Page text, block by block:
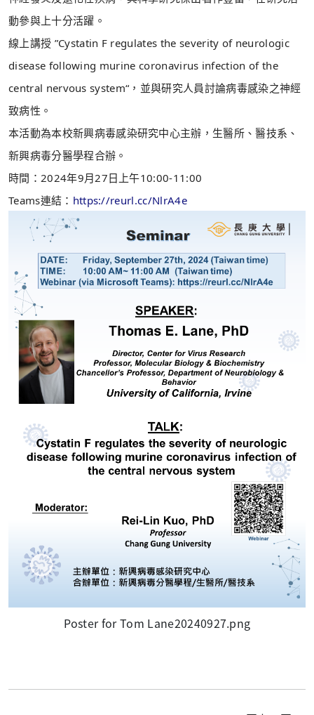
動參與上十分活躍。
線上講授 ”Cystatin F regulates the severity of neurologic
disease following murine coronavirus infection of the
central nervous system“，並與研究人員討論病毒感染之神經
致病性。
本活動為本校新興病毒感染研究中心主辦，生醫所、醫技系、
新興病毒分醫學程合辦。
時間：2024年9月27日上午10:00-11:00
Teams連結： https://reurl.cc/NlrA4e
Poster for Tom Lane20240927.png